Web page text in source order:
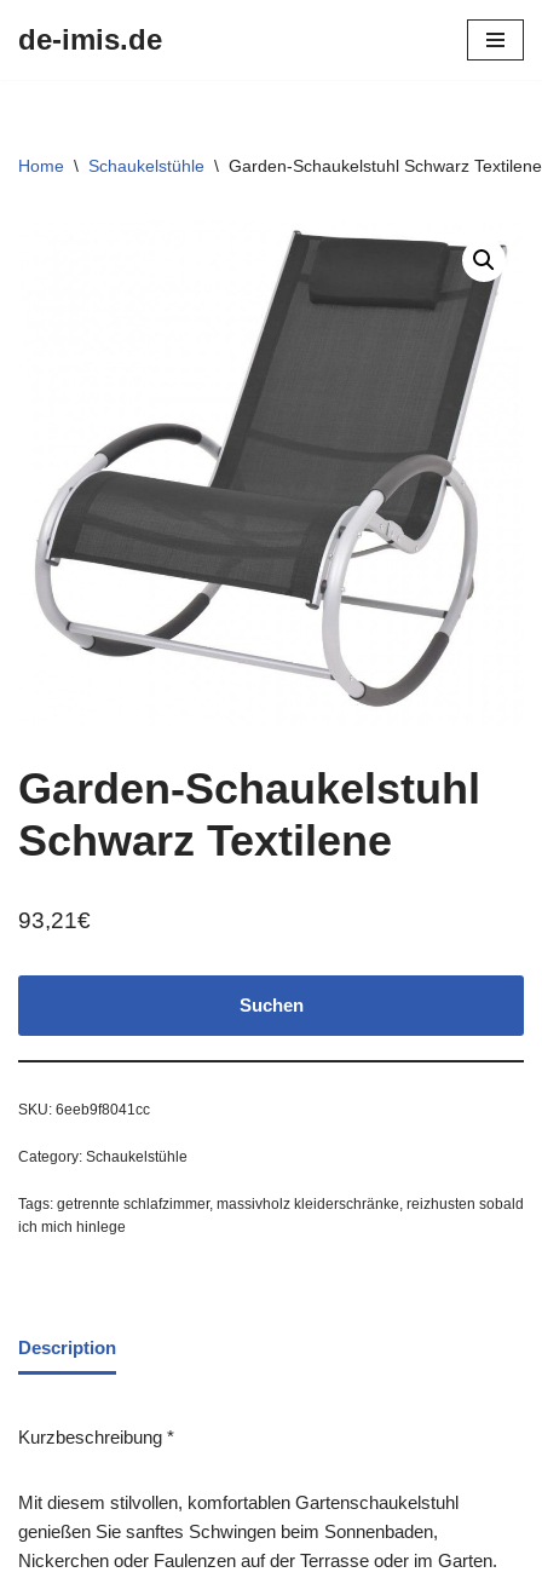
de-imis.de
Home \ Schaukelstühle \ Garden-Schaukelstuhl Schwarz Textilene
Garden-Schaukelstuhl
Schwarz Textilene
93,21€
Suchen
SKU: 6eeb9f8041cc
Category: Schaukelstühle
Tags: getrennte schlafzimmer, massivholz kleiderschränke, reizhusten sobald
ich mich hinlege
Description
Kurzbeschreibung *
Mit diesem stilvollen, komfortablen Gartenschaukelstuhl
genießen Sie sanftes Schwingen beim Sonnenbaden,
Nickerchen oder Faulenzen auf der Terrasse oder im Garten.